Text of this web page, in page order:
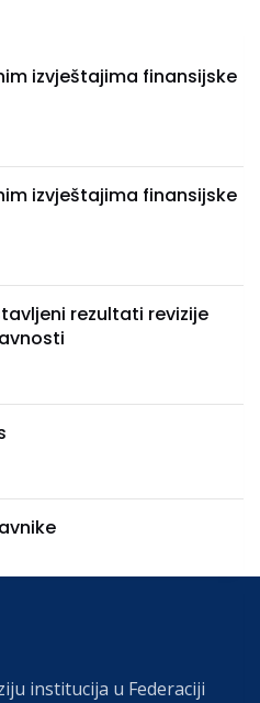
izvještajima finansijske
izvještajima finansijske
rezultati revizije
institucija u Federaciji